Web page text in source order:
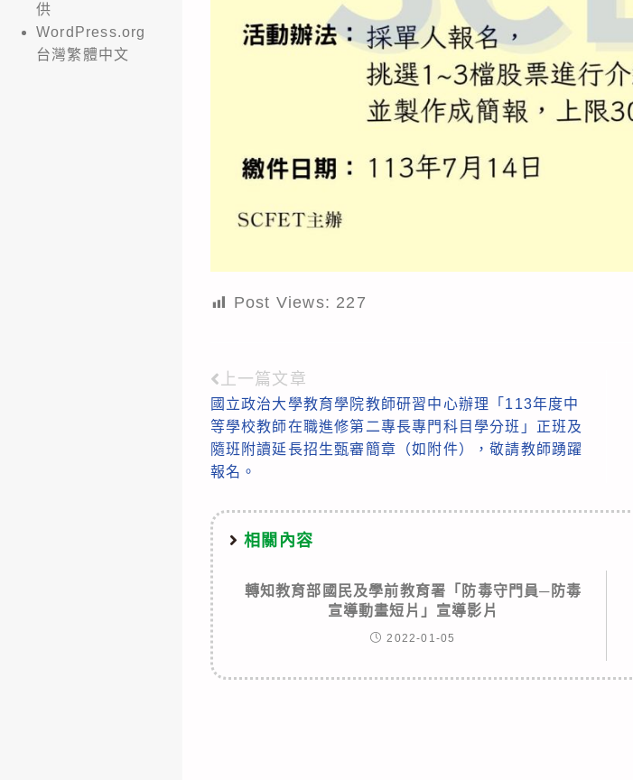
Post Views: 227
Read
more
articles
上一篇文章
國立政治大學教育學院教師研習中心辦理「113年度中
等學校教師在職進修第二專長專門科目學分班」正班及
隨班附讀延長招生甄審簡章（如附件），敬請教師踴躍
報名。
相關內容
轉知教育部國民及學前教育署「防毒守門員─防毒
宣導動畫短片」宣導影片
2022-01-05
供
WordPress.org
台灣繁體中文